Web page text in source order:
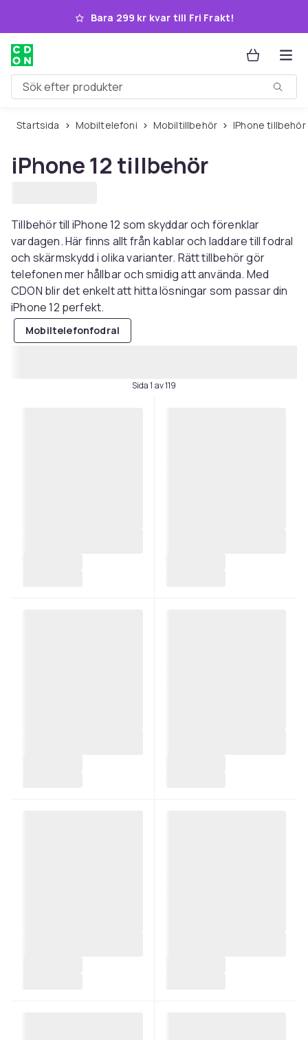
Hoppa till huvudinnehållet
Bara 299 kr kvar till Fri Frakt!
Sök efter produkter
Startsida Mobiltelefoni Mobiltillbehör iPhone tillbehör
iPhone 12 tillbehör
Tillbehör till iPhone 12 som skyddar och förenklar
vardagen. Här finns allt från kablar och laddare till fodral
och skärmskydd i olika varianter. Rätt tillbehör gör
telefonen mer hållbar och smidig att använda. Med
CDON blir det enkelt att hitta lösningar som passar din
iPhone 12 perfekt.
Mobiltelefonfodral
Sida 1 av 119